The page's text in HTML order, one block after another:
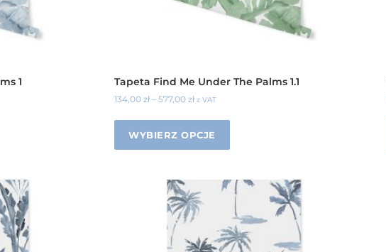
1 Tapeta Find Me Under The Palms 1.1
134,00zł –577,00zł z VAT
WYBIERZ OPCJE